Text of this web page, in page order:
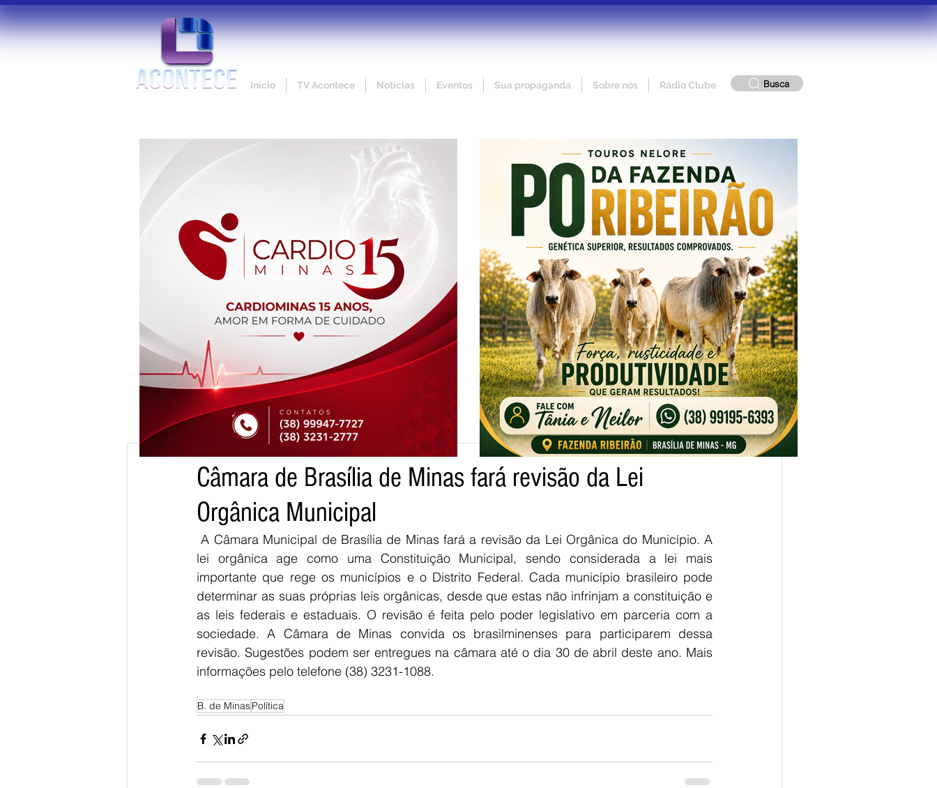
Início TV Acontece Notícias Eventos Sua propaganda Sobre nós Rádio Clube Busca
Câmara de Brasília de Minas fará revisão da Lei
Orgânica Municipal
A Câmara Municipal de Brasília de Minas fará a revisão da Lei Orgânica do Município. A
lei orgânica age como uma Constituição Municipal, sendo considerada a lei mais
importante que rege os municípios e o Distrito Federal. Cada município brasileiro pode
determinar as suas próprias leis orgânicas, desde que estas não infrinjam a constituição e
as leis federais e estaduais. O revisão é feita pelo poder legislativo em parceria com a
sociedade. A Câmara de Minas convida os brasilminenses para participarem dessa
revisão. Sugestões podem ser entregues na câmara até o dia 30 de abril deste ano. Mais
informações pelo telefone (38) 3231-1088.
B. de MinasPolítica
tpo